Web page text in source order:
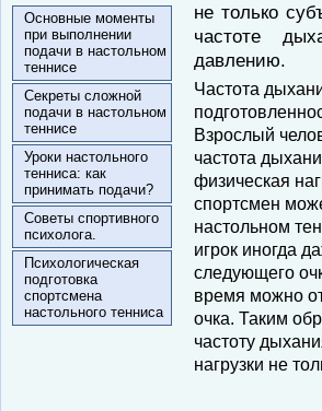
Основные моменты
при выполнении
подачи в настольном
теннисе
Секреты сложной
подачи в настольном
теннисе
Уроки настольного
тенниса: как
принимать подачи?
Советы спортивного
психолога.
Психологическая
подготовка
спортсмена
настольного тенниса
не только
частоте
давлению.
Частота
Взрослый
частота
физическая
спортсмен
настольном
игрок иногда
следующего
время можно
очка. Таким
частоту
нагрузки не